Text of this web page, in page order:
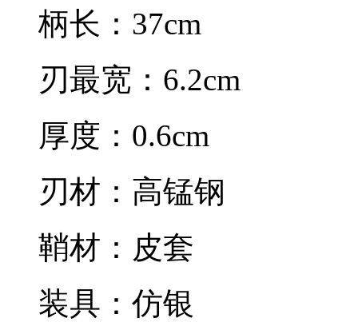
柄长：37cm
刃最宽：6.2cm
厚度：0.6cm
刃材：高锰钢
鞘材：皮套
装具：仿银